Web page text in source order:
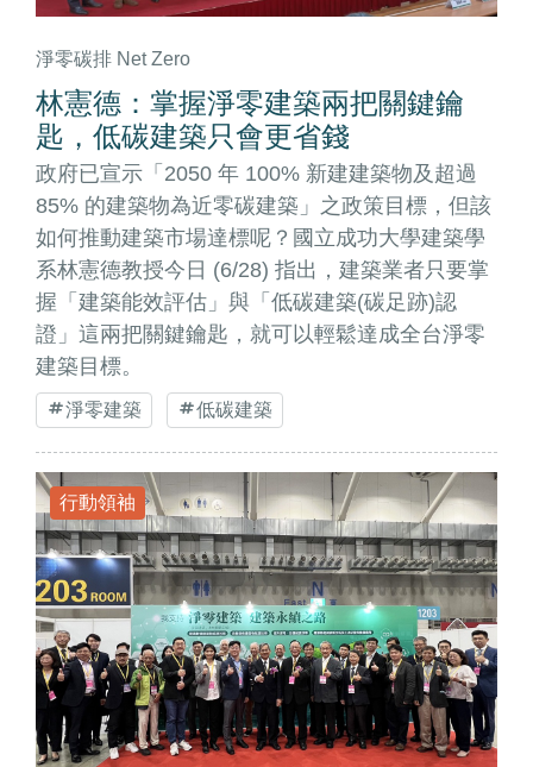
淨零碳排 Net Zero
林憲德：掌握淨零建築兩把關鍵鑰
匙，低碳建築只會更省錢
政府已宣示「2050 年 100% 新建建築物及超過
85% 的建築物為近零碳建築」之政策目標，但該
如何推動建築市場達標呢？國立成功大學建築學
系林憲德教授今日 (6/28) 指出，建築業者只要掌
握「建築能效評估」與「低碳建築(碳足跡)認
證」這兩把關鍵鑰匙，就可以輕鬆達成全台淨零
建築目標。
淨零建築 低碳建築
行動領袖